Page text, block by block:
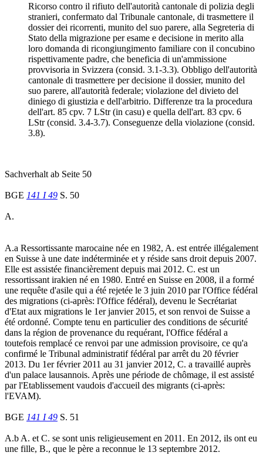
Ricorso contro il rifiuto dell'autorità cantonale di polizia degli
stranieri, confermato dal Tribunale cantonale, di trasmettere il
dossier dei ricorrenti, munito del suo parere, alla Segreteria di
Stato della migrazione per esame e decisione in merito alla
loro domanda di ricongiungimento familiare con il concubino
rispettivamente padre, che beneficia di un'ammissione
provvisoria in Svizzera (consid. 3.1-3.3). Obbligo dell'autorità
cantonale di trasmettere per decisione il dossier, munito del
suo parere, all'autorità federale; violazione del divieto del
diniego di giustizia e dell'arbitrio. Differenze tra la procedura
dell'art. 85 cpv. 7 LStr (in casu) e quella dell'art. 83 cpv. 6
LStr (consid. 3.4-3.7). Conseguenze della violazione (consid.
3.8).
Sachverhalt ab Seite 50
BGE 141 I 49 S. 50
A.
A.a Ressortissante marocaine née en 1982, A. est entrée illégalement
en Suisse à une date indéterminée et y réside sans droit depuis 2007.
Elle est assistée financièrement depuis mai 2012. C. est un
ressortissant irakien né en 1980. Entré en Suisse en 2008, il a formé
une requête d'asile qui a été rejetée le 3 juin 2010 par l'Office fédéral
des migrations (ci-après: l'Office fédéral), devenu le Secrétariat
d'Etat aux migrations le 1er janvier 2015, et son renvoi de Suisse a
été ordonné. Compte tenu en particulier des conditions de sécurité
dans la région de provenance du requérant, l'Office fédéral a
toutefois remplacé ce renvoi par une admission provisoire, ce qu'a
confirmé le Tribunal administratif fédéral par arrêt du 20 février
2013. Du 1er février 2011 au 31 janvier 2012, C. a travaillé auprès
d'un palace lausannois. Après une période de chômage, il est assisté
par l'Etablissement vaudois d'accueil des migrants (ci-après:
l'EVAM).
BGE 141 I 49 S. 51
A.b A. et C. se sont unis religieusement en 2011. En 2012, ils ont eu
une fille, B., que le père a reconnue le 13 septembre 2012.